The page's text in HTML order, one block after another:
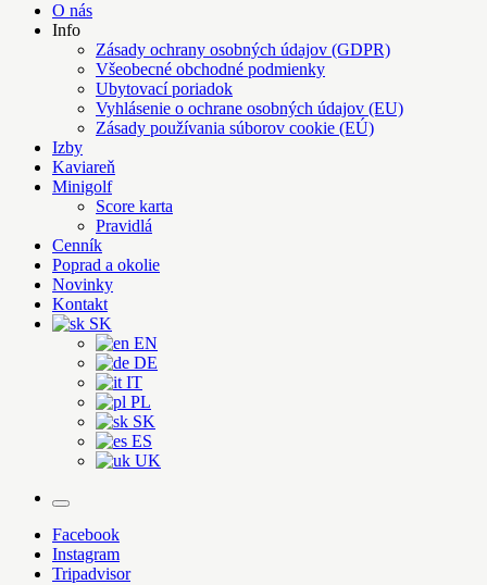
O nás
Info
Zásady ochrany osobných údajov (GDPR)
Všeobecné obchodné podmienky
Ubytovací poriadok
Vyhlásenie o ochrane osobných údajov (EU)
Zásady používania súborov cookie (EÚ)
Izby
Kaviareň
Minigolf
Score karta
Pravidlá
Cenník
Poprad a okolie
Novinky
Kontakt
SK
EN
DE
IT
PL
SK
ES
UK
More
Facebook
Instagram
Tripadvisor